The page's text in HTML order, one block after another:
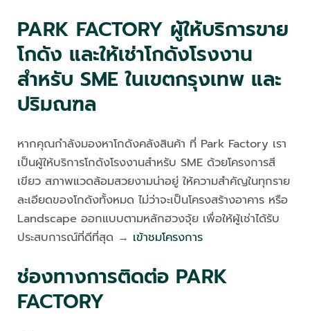
PARK FACTORY ผู้ให้บริการขาย
โกดัง และให้เช่าโกดังโรงงาน
สำหรับ SME ในเขตกรุงเทพ และ
ปริมณฑล
หากคุณกำลังมองหาโกดังคลังสินค้า ที่ Park Factory เรา
เป็นผู้ให้บริการโกดังโรงงานสำหรับ SME ด้วยโครงการสี
เขียว สภาพแวดล้อมสวยงามน่าอยู่ ให้ความสำคัญในทุกราย
ละเอียดของโกดังทั้งหมด ไม่ว่าจะเป็นโครงสร้างอาคาร หรือ
Landscape ออกแบบตามหลักฮวงจุ้ย เพื่อให้ผู้เช่าได้รับ
ประสบการณ์ที่ดีที่สุด → เข้าชมโครงการ
ช่องทางการติดต่อ PARK
FACTORY